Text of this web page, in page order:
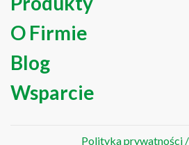
O Firmie
Blog
Wsparcie
Polityka prywatności